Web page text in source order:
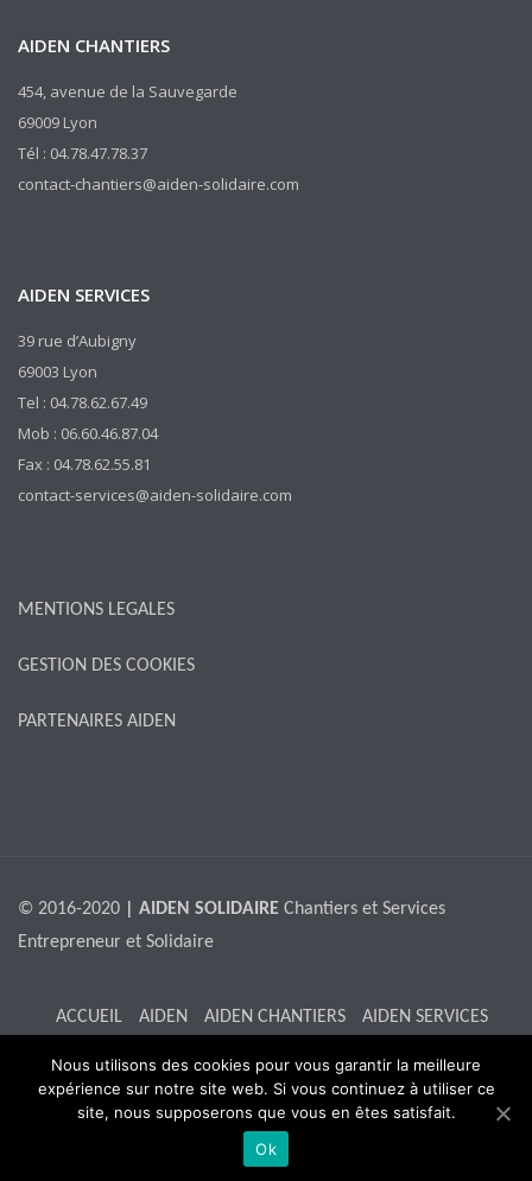
AIDEN CHANTIERS
454, avenue de la Sauvegarde
69009 Lyon
Tél : 04.78.47.78.37
contact-chantiers@aiden-solidaire.com
AIDEN SERVICES
39 rue d’Aubigny
69003 Lyon
Tel : 04.78.62.67.49
Mob : 06.60.46.87.04
Fax : 04.78.62.55.81
contact-services@aiden-solidaire.com
MENTIONS LEGALES
GESTION DES COOKIES
PARTENAIRES AIDEN
© 2016-2020 | AIDEN SOLIDAIRE Chantiers et Services
Entrepreneur et Solidaire
ACCUEIL AIDEN AIDEN CHANTIERS
AIDEN SERVICES
Nous utilisons des cookies pour vous garantir la meilleure
expérience sur notre site web. Si vous continuez à utiliser ce
site, nous supposerons que vous en êtes satisfait.
Ok